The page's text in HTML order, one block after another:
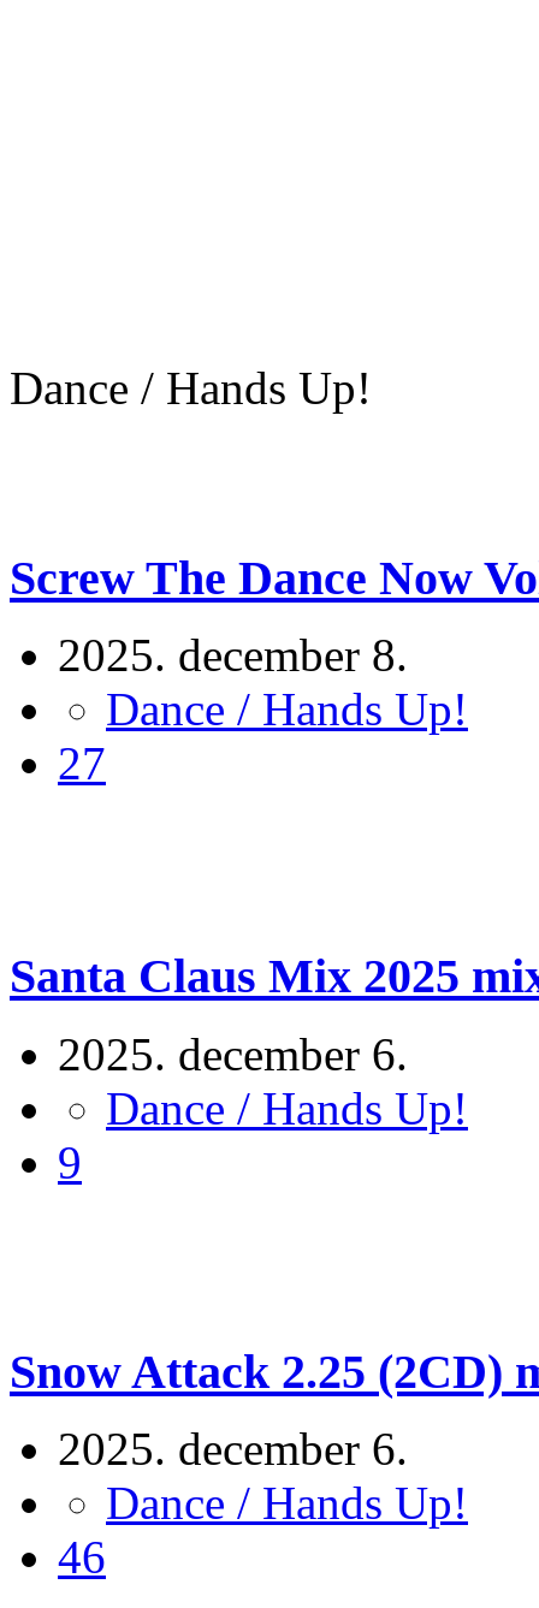
Dance / Hands Up!
Screw The Dance Now
2025. december 8.
Dance / Hands Up!
27
Santa Claus Mix 2025
2025. december 6.
Dance / Hands Up!
9
Snow Attack 2.25 (2CD)
2025. december 6.
Dance / Hands Up!
46